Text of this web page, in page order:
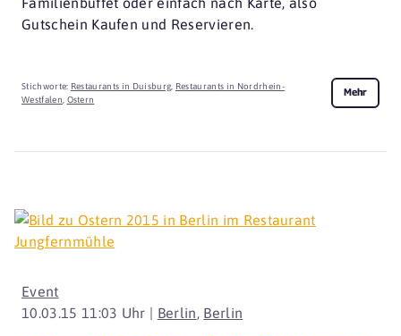
Gutschein Kaufen und Reservieren.
Stichworte: Restaurants in Duisburg Restaurants in Nordrhein-
Westfalen Ostern
Mehr
10.03.15 11:03 Uhr | Berlin, Berlin
Event